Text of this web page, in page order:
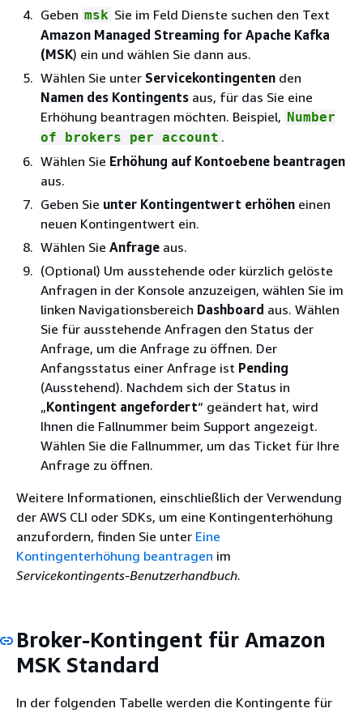
Geben msk Sie im Feld Dienste suchen den Text
Amazon Managed Streaming for Apache Kafka
(MSK) ein und wählen Sie dann aus.
Wählen Sie unter Servicekontingenten den
Namen des Kontingents aus, für das Sie eine
Erhöhung beantragen möchten. Beispiel, Number
of brokers per account .
Wählen Sie Erhöhung auf Kontoebene beantragen
aus.
Geben Sie unter Kontingentwert erhöhen einen
neuen Kontingentwert ein.
Wählen Sie Anfrage aus.
(Optional) Um ausstehende oder kürzlich gelöste
Anfragen in der Konsole anzuzeigen, wählen Sie im
linken Navigationsbereich Dashboard aus. Wählen
Sie für ausstehende Anfragen den Status der
Anfrage, um die Anfrage zu öffnen. Der
Anfangsstatus einer Anfrage ist Pending
(Ausstehend). Nachdem sich der Status in
„Kontingent angefordert“ geändert hat, wird
Ihnen die Fallnummer beim Support angezeigt.
Wählen Sie die Fallnummer, um das Ticket für Ihre
Anfrage zu öffnen.
Weitere Informationen, einschließlich der Verwendung
der AWS CLI oder SDKs, um eine Kontingenterhöhung
anzufordern, finden Sie unter Eine
Kontingenterhöhung beantragen im
Servicekontingents-Benutzerhandbuch.
Broker-Kontingent für Amazon
MSK Standard
In der folgenden Tabelle werden die Kontingente für